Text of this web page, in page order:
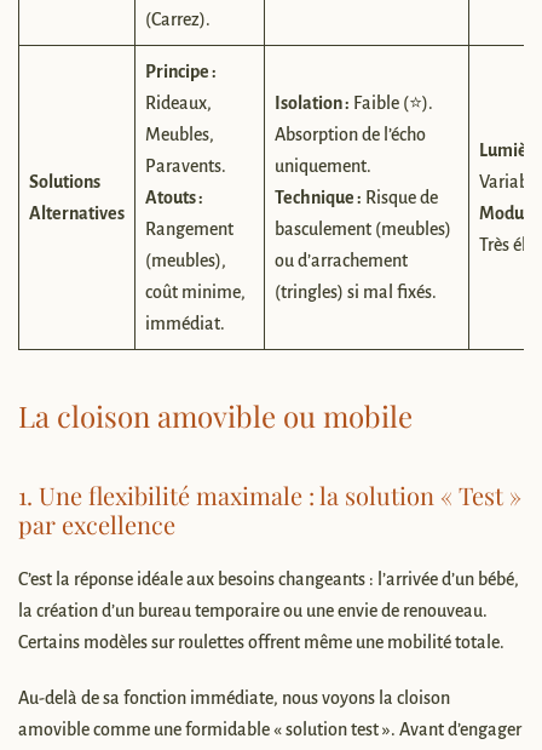
(Carrez).
Solutions
Alternatives
Principe :
Rideaux,
Meubles,
Paravents.
Atouts :
Rangement
(meubles),
coût minime,
immédiat.
Isolation : Faible (⭐).
Absorption de l’écho
uniquement.
Technique : Risque de
basculement (meubles)
ou d’arrachement
(tringles) si mal fixés.
Très
La cloison amovible ou mobile
1. Une flexibilité maximale : la solution « Test »
par excellence
C’est la réponse idéale aux besoins changeants : l’arrivée d’un bébé,
la création d’un bureau temporaire ou une envie de renouveau.
Certains modèles sur roulettes offrent même une mobilité totale.
Au-delà de sa fonction immédiate, nous voyons la cloison
amovible comme une formidable « solution test ». Avant d’engager